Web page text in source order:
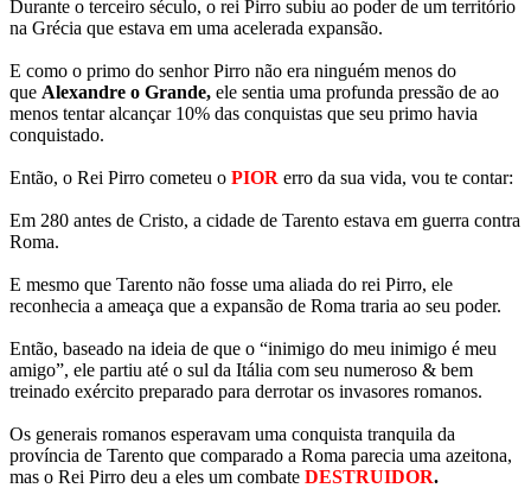
Durante o terceiro século, o rei Pirro subiu ao poder de um território
na Grécia que estava em uma acelerada expansão.
E como o primo do senhor Pirro não era ninguém menos do
que Alexandre o Grande, ele sentia uma profunda pressão de ao
menos tentar alcançar 10% das conquistas que seu primo havia
conquistado.
Então, o Rei Pirro cometeu o PIOR erro da sua vida, vou te contar:
Em 280 antes de Cristo, a cidade de Tarento estava em guerra contra
Roma.
E mesmo que Tarento não fosse uma aliada do rei Pirro, ele
reconhecia a ameaça que a expansão de Roma traria ao seu poder.
Então, baseado na ideia de que o “inimigo do meu inimigo é meu
amigo”, ele partiu até o sul da Itália com seu numeroso & bem
treinado exército preparado para derrotar os invasores romanos.
Os generais romanos esperavam uma conquista tranquila da
província de Tarento que comparado a Roma parecia uma azeitona,
mas o Rei Pirro deu a eles um combate DESTRUIDOR.